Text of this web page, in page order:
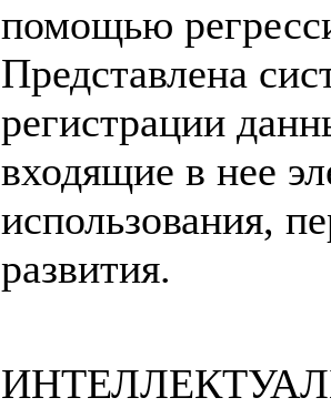
помощью
Представлена
регистрации
входящие в нее
использования,
развития.